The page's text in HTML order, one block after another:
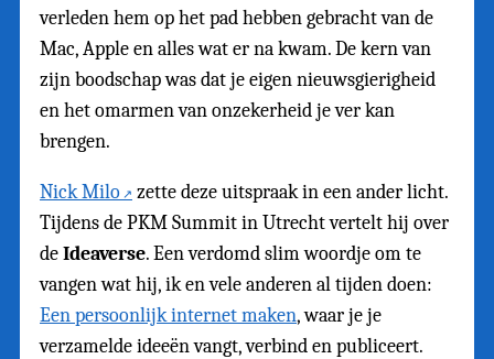
verleden hem op het pad hebben gebracht van de
Mac, Apple en alles wat er na kwam. De kern van
zijn boodschap was dat je eigen nieuwsgierigheid
en het omarmen van onzekerheid je ver kan
brengen.
Nick Milo
zette deze uitspraak in een ander licht.
Tijdens de PKM Summit in Utrecht vertelt hij over
deIdeaverse. Een verdomd slim woordje om te
vangen wat hij, ik en vele anderen al tijden doen:
Een persoonlijk internet maken, waar je je
verzamelde ideeën vangt, verbind en publiceert.